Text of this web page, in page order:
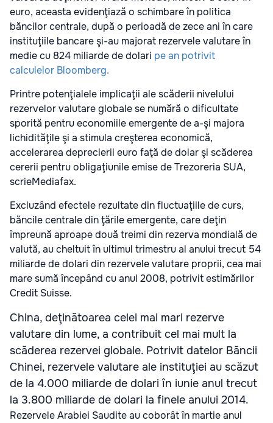
euro, aceasta evidenţiază o schimbare în politica
băncilor centrale, după o perioadă de zece ani în care
instituţiile bancare şi-au majorat rezervele valutare în
medie cu 824 miliarde de dolari pe an potrivit
calculelor Bloomberg.
Printre potenţialele implicaţii ale scăderii nivelului
rezervelor valutare globale se numără o dificultate
sporită pentru economiile emergente de a-şi majora
lichidităţile şi a stimula creşterea economică,
accelerarea deprecierii euro faţă de dolar şi scăderea
cererii pentru obligaţiunile emise de Trezoreria SUA,
scrieMediafax.
Excluzând efectele rezultate din fluctuaţiile de curs,
băncile centrale din ţările emergente, care deţin
împreună aproape două treimi din rezerva mondială de
valută, au cheltuit în ultimul trimestru al anului trecut 54
miliarde de dolari din rezervele valutare proprii, cea mai
mare sumă începând cu anul 2008, potrivit estimărilor
Credit Suisse.
China, deţinătoarea celei mai mari rezerve
valutare din lume, a contribuit cel mai mult la
scăderea rezervei globale. Potrivit datelor Băncii
Chinei, rezervele valutare ale instituţiei au scăzut
de la 4.000 miliarde de dolari în iunie anul trecut
la 3.800 miliarde de dolari la finele anului 2014.
Rezervele Arabiei Saudite au coborât în martie anul